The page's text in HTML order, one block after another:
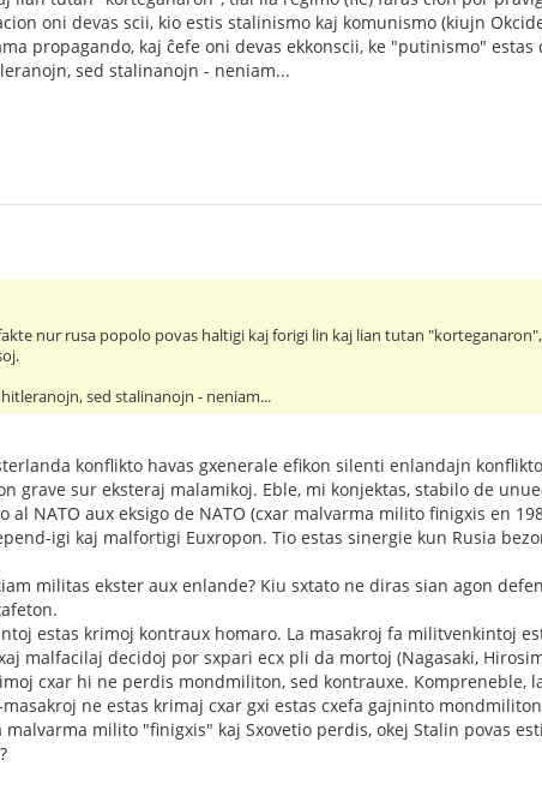
oni devas scii, kio estis stalinismo kaj komunismo (kiujn
propagando, kaj ĉefe oni devas ekkonscii, ke "putinismo"
sed stalinanojn - neniam...
nur rusa popolo povas haltigi kaj forigi lin kaj lian tutan
sed stalinanojn - neniam...
konflikto havas gxenerale efikon silenti enlandajn
grave sur eksteraj malamikoj. Eble, mi konjektas, stabilo de
al NATO aux eksigo de NATO (cxar malvarma milito finigxis en
igi kaj malfortigi Euxropon. Tio estas sinergie kun Rusia
militas ekster aux enlande? Kiu sxtato ne diras sian agon
estas krimoj kontraux homaro. La masakroj fa militvenkintoj
malfacilaj decidoj por sxpari ecx pli da mortoj (Nagasaki,
cxar hi ne perdis mondmiliton, sed kontrauxe. Kompreneble,
ne estas krimaj cxar gxi estas cxefa gajninto
milito "finigxis" kaj Sxovetio perdis, okej Stalin povas